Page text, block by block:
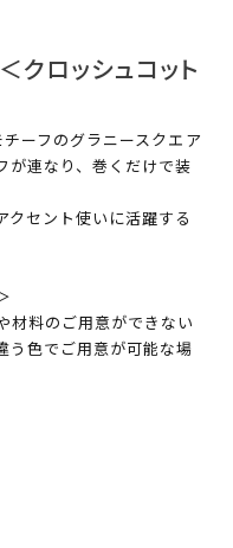
クロッシュコット
ーフのグラニースクエア
が連なり、巻くだけで装
クセント使いに活躍する
材料のご用意ができない
う色でご用意が可能な場